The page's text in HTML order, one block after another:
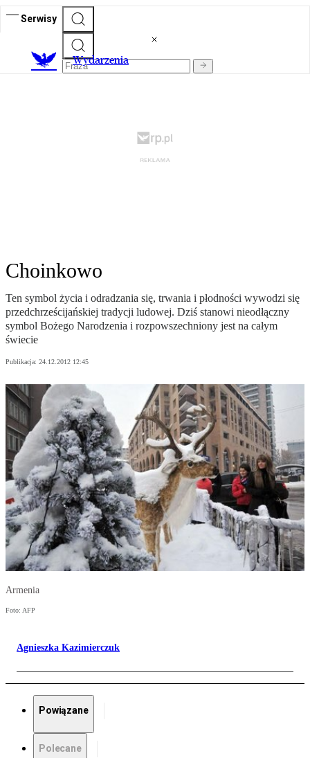
Serwisy
Wydarzenia
Choinkowo
Ten symbol życia i odradzania się, trwania i płodności wywodzi się
przedchrześcijańskiej tradycji ludowej. Dziś stanowi nieodłączny
symbol Bożego Narodzenia i rozpowszechniony jest na całym
świecie
Publikacja: 24.12.2012 12:45
Armenia
Foto: AFP
Agnieszka Kazimierczuk
Powiązane
Polecane